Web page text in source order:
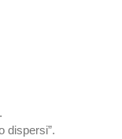
dispersi”.